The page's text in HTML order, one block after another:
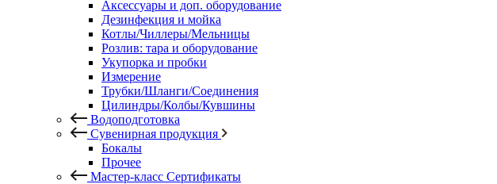
Аксессуары и доп. оборудование
Дезинфекция и мойка
Котлы/Чиллеры/Мельницы
Розлив: тара и оборудование
Укупорка и пробки
Измерение
Трубки/Шланги/Соединения
Цилиндры/Колбы/Кувшины
Водоподготовка
Сувенирная продукция
Бокалы
Прочее
Мастер-класс Сертификаты